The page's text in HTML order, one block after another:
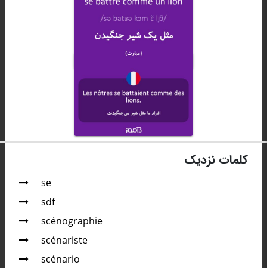
کلمات نزدیک
se
sdf
scénographie
scénariste
scénario